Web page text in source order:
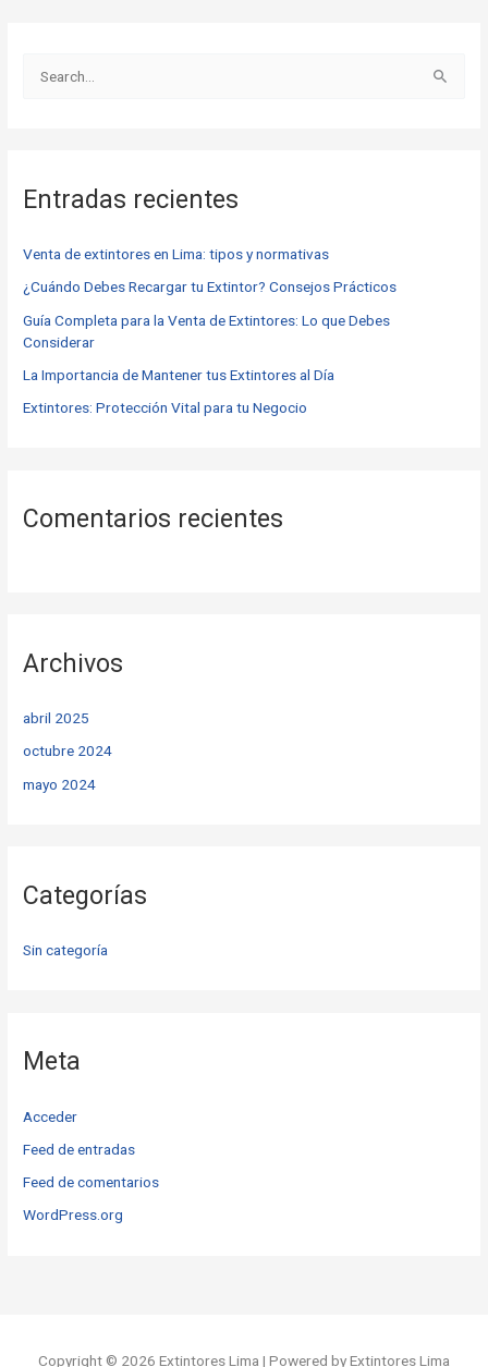
a
p
o
r
:
Entradas recientes
Venta de extintores en Lima: tipos y normativas
¿Cuándo Debes Recargar tu Extintor? Consejos Prácticos
Guía Completa para la Venta de Extintores: Lo que Debes
Considerar
La Importancia de Mantener tus Extintores al Día
Extintores: Protección Vital para tu Negocio
Comentarios recientes
Archivos
abril 2025
octubre 2024
mayo 2024
Categorías
Sin categoría
Meta
Acceder
Feed de entradas
Feed de comentarios
WordPress.org
Copyright © 2026 Extintores Lima | Powered by Extintores Lima